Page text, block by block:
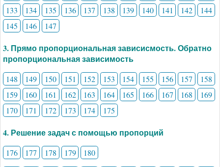
133
134 135 136 137 138 139 140 141 142
144
145
146 147
3. Прямо пропорциональная зависисмость. Обратно
пропорциональная зависимость
148 149 150 151 152 153 154 155 156 157
158
159
160 161 162 163 164 165 166 167 168
169
170
171 172 173 174 175
4. Решение задач с помощью пропорций
176 177 178 179
180